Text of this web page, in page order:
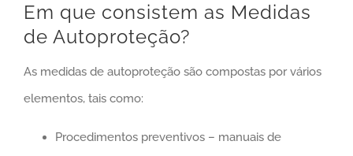
Em que consistem as Medidas
de Autoproteção?
As medidas de autoproteção são compostas por vários
elementos, tais como:
Procedimentos preventivos – manuais de